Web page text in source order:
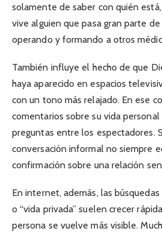
solamente de saber con quién
vive alguien que pasa gran parte
operando y formando a otros
También influye el hecho de que
haya aparecido en espacios
con un tono más relajado. En ese
comentarios sobre su vida
preguntas entre los espectadores.
conversación informal no siempre
confirmación sobre una relación
En internet, además, las búsquedas
o “vida privada” suelen crecer
persona se vuelve más visible.